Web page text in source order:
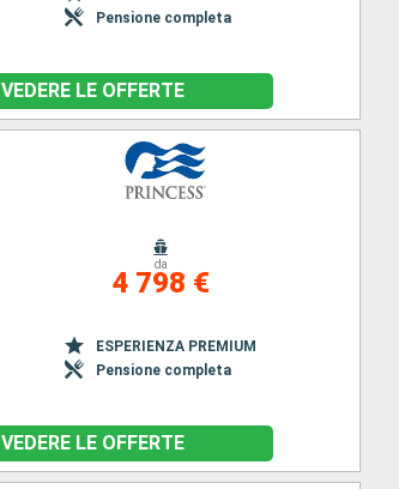
Pensione completa
VEDERE LE OFFERTE
da
4 798 €
ESPERIENZA PREMIUM
Pensione completa
VEDERE LE OFFERTE